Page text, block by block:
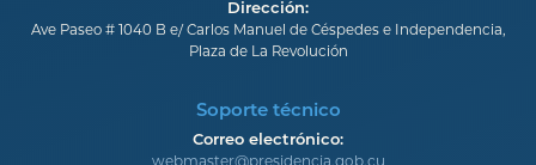
Dirección:
Ave Paseo # 1040 B e/ Carlos Manuel de Céspedes e Independencia,
Plaza de La Revolución
Soporte técnico
Correo electrónico:
webmaster@presidencia.gob.cu